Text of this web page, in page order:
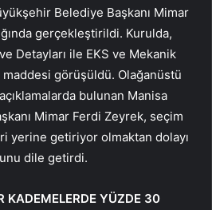
Belediye Başkanı Mimar
gerçekleştirildi. Kurulda,
Detayları ile EKS ve Mekanik
maddesi görüşüldü. Olağanüstü
bulunan Manisa
Mimar Ferdi Zeyrek, seçim
yerine getiriyor olmaktan dolayı
dile getirdi.
KADEMELERDE YÜZDE 30